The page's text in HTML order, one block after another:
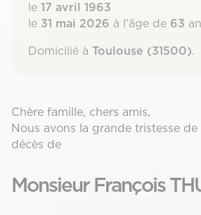
le 17 avril 1963
le 31 mai 2026 à l'âge de 63
Domicilié à Toulouse (31500).
Chère famille, chers amis,
Nous avons la grande tristesse
décès de
Monsieur François